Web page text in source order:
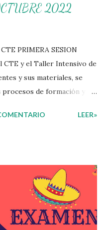
2022
PRIMERA SESION
CTE y el Taller Intensivo de
y sus materiales, se
de formación y de
orientador, el cual es
tome decisiones sobre
acorde a las
que decidan
el Plan de
LEER»